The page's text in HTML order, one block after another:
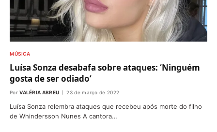
MÚSICA
Luísa Sonza desabafa sobre ataques: ‘Ninguém
gosta de ser odiado’
Por VALÉRIA ABREU 23 de março de 2022
Luísa Sonza relembra ataques que recebeu após morte do filho
de Whindersson Nunes A cantora…